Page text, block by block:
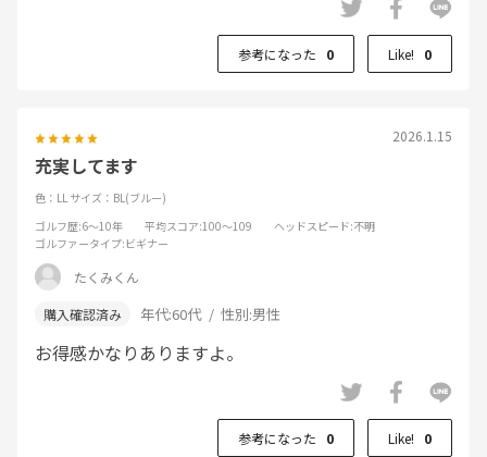
参考になった 0 Like! 0
2026.1.15
充実してます
色：LL サイズ：BL(ブルー)
ゴルフ歴:6～10年 平均スコア:100～109 ヘッドスピード:不明
ゴルファータイプ:ビギナー
たくみくん
年代:60代 性別:男性
お得感かなりありますよ。
参考になった 0 Like! 0